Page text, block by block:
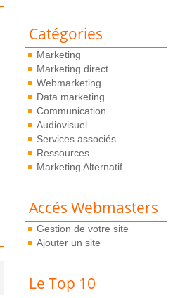
Catégories
Marketing
Marketing direct
Webmarketing
Data marketing
Communication
Audiovisuel
Services associés
Ressources
Marketing Alternatif
Accés Webmasters
Gestion de votre site
Ajouter un site
Le Top 10